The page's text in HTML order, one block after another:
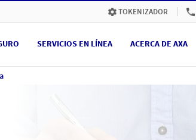
TOKENIZADOR
SERVICIOS EN LÍNEA ACERCA DE AXA